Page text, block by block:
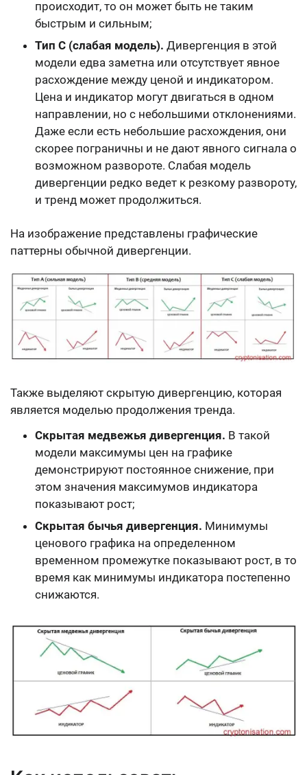
происходит, то он может быть не таким
быстрым и сильным;
Тип С (слабая модель). Дивергенция в этой
модели едва заметна или отсутствует явное
расхождение между ценой и индикатором.
Цена и индикатор могут двигаться в одном
направлении, но с небольшими отклонениями.
Даже если есть небольшие расхождения, они
скорее пограничны и не дают явного сигнала о
возможном развороте. Слабая модель
дивергенции редко ведет к резкому развороту,
и тренд может продолжиться.
На изображение представлены графические
паттерны обычной дивергенции.
Также выделяют скрытую дивергенцию, которая
является моделью продолжения тренда.
Скрытая медвежья дивергенция. В такой
модели максимумы цен на графике
демонстрируют постоянное снижение, при
этом значения максимумов индикатора
показывают рост;
Скрытая бычья дивергенция. Минимумы
ценового графика на определенном
временном промежутке показывают рост, в то
время как минимумы индикатора постепенно
снижаются.